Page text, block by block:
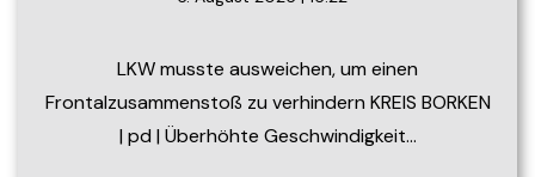
LKW musste ausweichen, um einen
Frontalzusammenstoß zu verhindern KREIS BORKEN
| pd | Überhöhte Geschwindigkeit…